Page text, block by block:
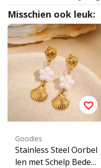
Misschien ook leuk:
Goodies
Stainless Steel Oorbel
len met Schelp Bedel